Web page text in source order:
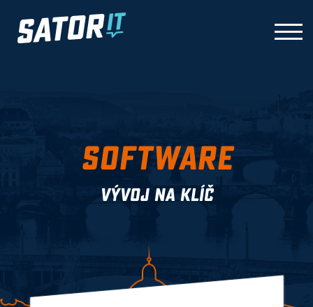
content
SOFTWARE
VÝVOJ NA KLÍČ